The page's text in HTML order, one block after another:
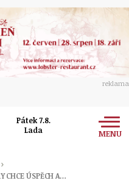
reklama
Pátek 7.8.
Lada
MENU
›
CHCE ÚSPĚCH A…